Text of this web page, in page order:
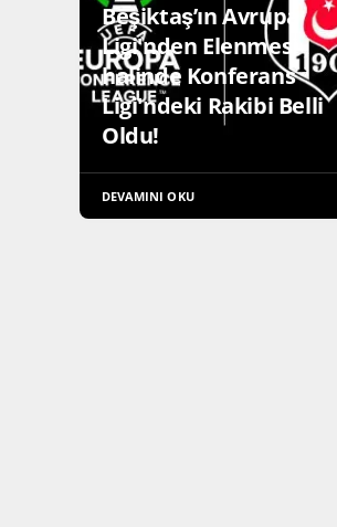
Beşiktaş’ın Avrupa
Ligi'nden Elenmesi
halinde Konferans
Ligi'ndeki Rakibi Belli
Oldu!
DEVAMINI OKU